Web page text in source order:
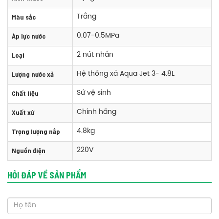
Phụ kiện bồn cầu Caesar CD1375/TAF200H 1 khối nắp rửa điện tử
+ Thân cầu : CD1375
+ Nắp điện tử : TAF200H
+ Linh phụ kiện kèm theo
Thông số kỹ thuật bồn cầu Caesar CD1375/TAF200H 1 khối nắp rửa
điện tử
Kích thước: Rộng 735x Dài 400x Cao 735 mm
Màu sắc: Trắng
Loại xả: 2 nút nhấn
Lượng nước xả: 3- 4.8L
Màu sắc Trắng
Áp lực nước 0.07-0.5MPa
Loại 2 nút nhấn
Lượng nước xả Hệ thống xả Aqua Jet 3- 4.8L
Chất liệu Sứ vệ sinh
Xuất xứ Chính hãng
Trọng lượng nắp 4.8kg
Nguồn điện 220V
HỎI ĐÁP VỀ SẢN PHẨM